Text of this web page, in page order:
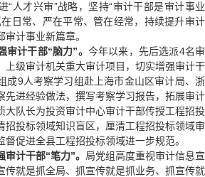
“人才兴审”战略，坚持“审计干部是审计事业
日常、严在平常、管在经常，持续提升审计
计事业新篇章。
计干部“脑力”。 今年以来，先后选派4名审
上级审计机关重大审计项目，切实增强审计干
成9人考察学习组赴上海市金山区审计局、浙
先进经验做法，撰写考察学习报告，拓展审计
大队长为投资审计中心审计干部传授工程招投
招投标领域知识盲区，厘清工程招投标领域审
促进全县工程招投标领域进一步规范。
计干部“笔力”。 局党组高度重视审计信息宣
传就是抓全局、抓宣传就是抓业务、抓宣传就